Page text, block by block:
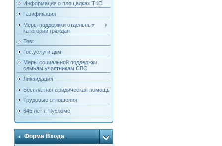
Информация о площадках ТКО
Газификация
Меры поддержки отдельных
категорий граждан
Test
Гос.услуги дом
Меры социальной поддержки
семьям участникам СВО
Ликвидация
Бесплатная юридическая помощь
Трудовые отношения
645 лет г. Чухломе
Форма Входа